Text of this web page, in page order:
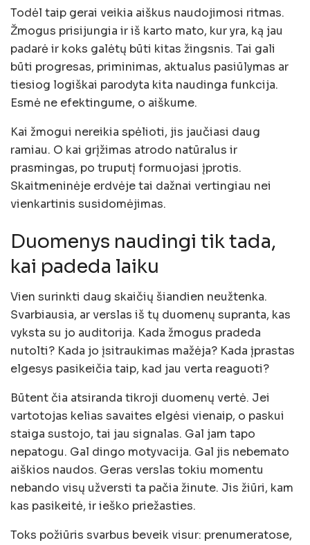
Todėl taip gerai veikia aiškus naudojimosi ritmas.
Žmogus prisijungia ir iš karto mato, kur yra, ką jau
padarė ir koks galėtų būti kitas žingsnis. Tai gali
būti progresas, priminimas, aktualus pasiūlymas ar
tiesiog logiškai parodyta kita naudinga funkcija.
Esmė ne efektingume, o aiškume.
Kai žmogui nereikia spėlioti, jis jaučiasi daug
ramiau. O kai grįžimas atrodo natūralus ir
prasmingas, po truputį formuojasi įprotis.
Skaitmeninėje erdvėje tai dažnai vertingiau nei
vienkartinis susidomėjimas.
Duomenys naudingi tik tada,
kai padeda laiku
Vien surinkti daug skaičių šiandien neužtenka.
Svarbiausia, ar verslas iš tų duomenų supranta, kas
vyksta su jo auditorija. Kada žmogus pradeda
nutolti? Kada jo įsitraukimas mažėja? Kada įprastas
elgesys pasikeičia taip, kad jau verta reaguoti?
Būtent čia atsiranda tikroji duomenų vertė. Jei
vartotojas kelias savaites elgėsi vienaip, o paskui
staiga sustojo, tai jau signalas. Gal jam tapo
nepatogu. Gal dingo motyvacija. Gal jis nebemato
aiškios naudos. Geras verslas tokiu momentu
nebando visų užversti ta pačia žinute. Jis žiūri, kam
kas pasikeitė, ir ieško priežasties.
Toks požiūris svarbus beveik visur: prenumeratose,